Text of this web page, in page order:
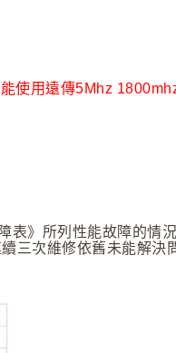
使用遠傳5Mhz
表》所列性能故障的情
三次維修依舊未能解決